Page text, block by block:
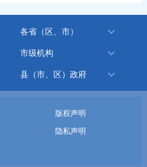
各省（区、市）
市级机构
县（市、区）政府
版权声明
隐私声明